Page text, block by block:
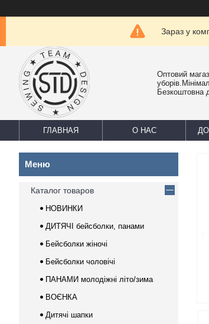
Зараз у
Оптовий
Безкоштовна
ГЛАВНАЯ О НАС
Каталог товаров
НОВИНКИ
ДИТЯЧІ бейсболки, панами
Бейсболки жіночі
Бейсболки чоловічі
ПАНАМИ молодіжні літо/зима
ВОЄНКА
Дитячі шапки